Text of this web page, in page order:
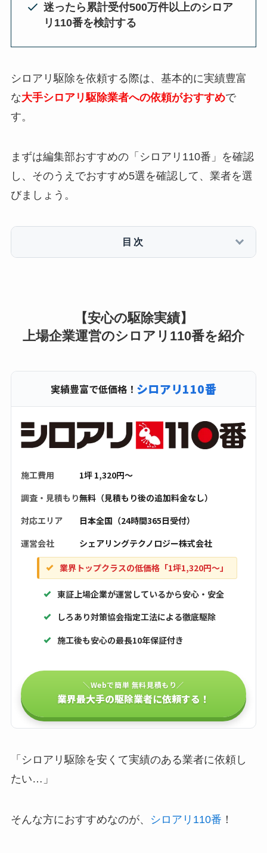
迷ったら累計受付500万件以上のシロア
リ110番を検討する
シロアリ駆除を依頼する際は、基本的に実績豊富
な大手シロアリ駆除業者への依頼がおすすめで
す。
まずは編集部おすすめの「シロアリ110番」を確認
し、そのうえでおすすめ5選を確認して、業者を選
びましょう。
目次
【安心の駆除実績】
上場企業運営のシロアリ110番を紹介
実績豊富で低価格！ シロアリ110番
施工費用
1坪 1,320円〜
調査・見積もり無料（見積もり後の追加料金なし）
対応エリア
日本全国（24時間365日受付）
運営会社
シェアリングテクノロジー株式会社
業界トップクラスの低価格「1坪1,320円〜」
東証上場企業が運営しているから安心・安全
しろあり対策協会指定工法による徹底駆除
施工後も安心の最長10年保証付き
＼Webで簡単 無料見積もり／
業界最大手の駆除業者に依頼する！
「シロアリ駆除を安くて実績のある業者に依頼し
たい…」
そんな方におすすめなのが、 シロアリ110番 ！